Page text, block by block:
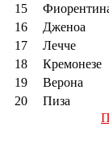
15
16
Дженоа
17
Лечче
18
Кремонезе
19
Верона
20
Пиза